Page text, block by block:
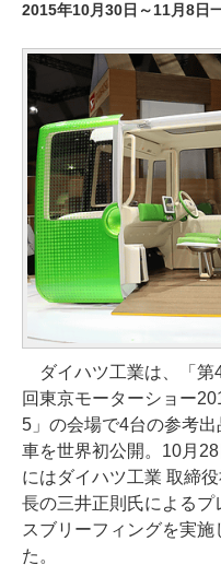
2015年10月30日～11月8日
ダイハツ工業は、「第
回東京モーターショー
5」の会場で4台の参考出
車を世界初公開。10月28
にはダイハツ工業 取締役
長の三井正則氏によるプ
スブリーフィングを実施
た。